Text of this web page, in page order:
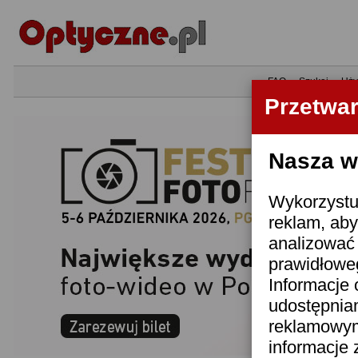
Nasza
reklam,
Informacje
informacje
•FAQ•Szukaj•